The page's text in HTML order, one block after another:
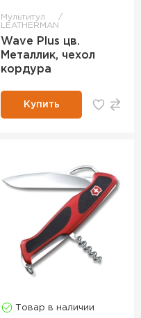
Мультитул
LEATHERMAN
Wave Plus цв.
Металлик, чехол
кордура
Купить
Товар в наличии